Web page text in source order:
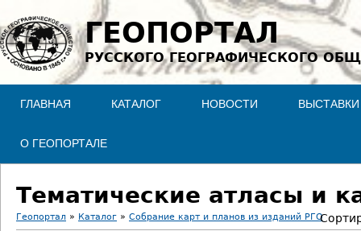
Jump to navigation
ГЕОПОРТАЛ
РУССКОГО ГЕОГРАФИЧЕСКОГО
ГЛАВНАЯ КАТАЛОГ НОВОСТИ ВЫСТАВКИ
О ГЕОПОРТАЛЕ
Тематические атласы и
Геопортал » Каталог » Собрание карт и планов из изданий РГО